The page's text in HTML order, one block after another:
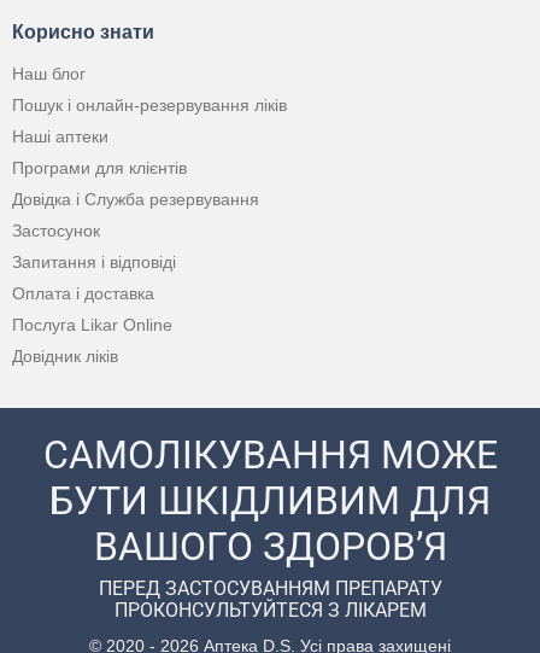
Корисно знати
Наш блог
Пошук і онлайн-резервування ліків
Наші аптеки
Програми для клієнтів
Довідка і Служба резервування
Застосунок
Запитання і відповіді
Оплата і доставка
Послуга Likar Online
Довідник ліків
САМОЛІКУВАННЯ МОЖЕ
БУТИ ШКІДЛИВИМ ДЛЯ
ВАШОГО ЗДОРОВ’Я
ПЕРЕД ЗАСТОСУВАННЯМ ПРЕПАРАТУ
ПРОКОНСУЛЬТУЙТЕСЯ З ЛІКАРЕМ
© 2020 - 2026 Аптека D.S. Усі права захищені